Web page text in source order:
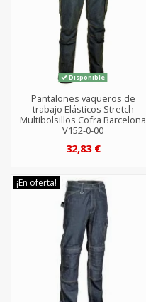
Disponible
Pantalones vaqueros de
trabajo Elásticos Stretch
Multibolsillos Cofra Barcelona
V152-0-00
32,83 €
¡En oferta!